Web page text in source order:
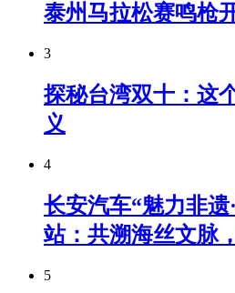
泰州马拉松赛鸣枪
3
探秘台湾双十：这
义
4
长安汽车“魅力非遗
站：共溯海丝文脉
5